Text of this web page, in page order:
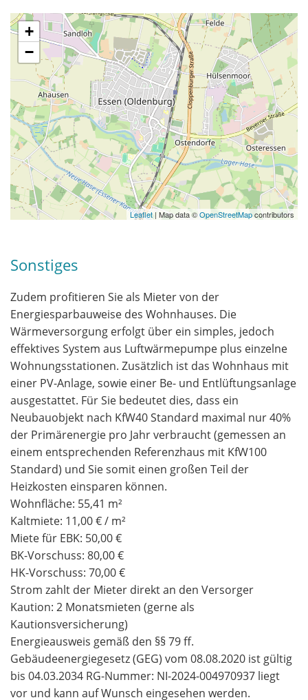
+
−
Leaflet | Map data ©OpenStreetMapcontributors
Sonstiges
Zudem profitieren Sie als Mieter von der
Energiesparbauweise des Wohnhauses. Die
Wärmeversorgung erfolgt über ein simples, jedoch
effektives System aus Luftwärmepumpe plus einzelne
Wohnungsstationen. Zusätzlich ist das Wohnhaus mit
einer PV-Anlage, sowie einer Be- und Entlüftungsanlage
ausgestattet. Für Sie bedeutet dies, dass ein
Neubauobjekt nach KfW40 Standard maximal nur 40%
der Primärenergie pro Jahr verbraucht (gemessen an
einem entsprechenden Referenzhaus mit KfW100
Standard) und Sie somit einen großen Teil der
Heizkosten einsparen können.
Wohnfläche: 55,41 m²
Kaltmiete: 11,00 € / m²
Miete für EBK: 50,00 €
BK-Vorschuss: 80,00 €
HK-Vorschuss: 70,00 €
Strom zahlt der Mieter direkt an den Versorger
Kaution: 2 Monatsmieten (gerne als
Kautionsversicherung)
Energieausweis gemäß den §§ 79 ff.
Gebäudeenergiegesetz (GEG) vom 08.08.2020 ist gültig
bis 04.03.2034 RG-Nummer: NI-2024-004970937 liegt
vor und kann auf Wunsch eingesehen werden.